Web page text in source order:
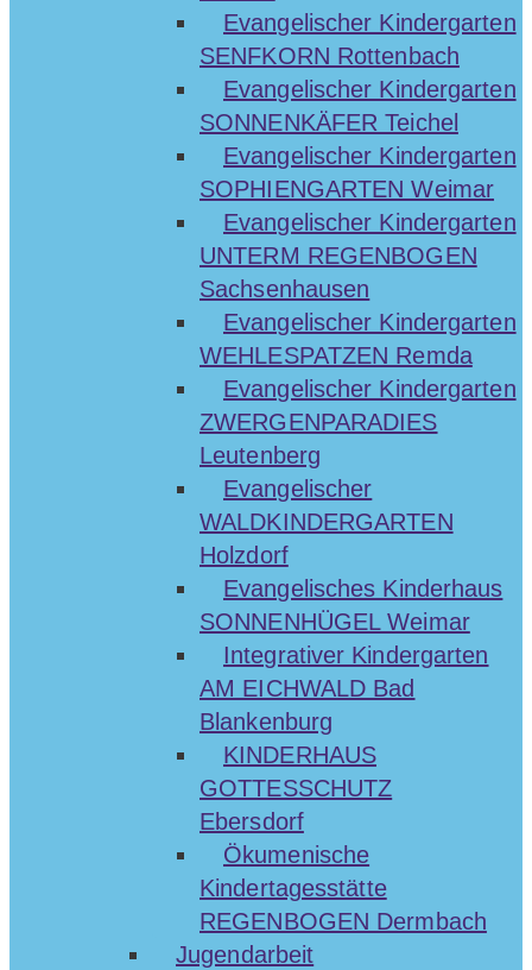
Evangelischer Kindergarten
SENFKORN Rottenbach
Evangelischer Kindergarten
SONNENKÄFER Teichel
Evangelischer Kindergarten
SOPHIENGARTEN Weimar
Evangelischer Kindergarten
UNTERM REGENBOGEN
Sachsenhausen
Evangelischer Kindergarten
WEHLESPATZEN Remda
Evangelischer Kindergarten
ZWERGENPARADIES
Leutenberg
Evangelischer
WALDKINDERGARTEN
Holzdorf
Evangelisches Kinderhaus
SONNENHÜGEL Weimar
Integrativer Kindergarten
AM EICHWALD Bad
Blankenburg
KINDERHAUS
GOTTESSCHUTZ
Ebersdorf
Ökumenische
Kindertagesstätte
REGENBOGEN Dermbach
Jugendarbeit